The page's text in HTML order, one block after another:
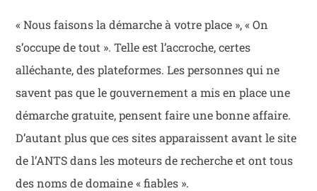
« Nous faisons la démarche à votre place », « On
s’occupe de tout ». Telle est l’accroche, certes
alléchante, des plateformes. Les personnes qui ne
savent pas que le gouvernement a mis en place une
démarche gratuite, pensent faire une bonne affaire.
D’autant plus que ces sites apparaissent avant le site
de l’ANTS dans les moteurs de recherche et ont tous
des noms de domaine « fiables ».